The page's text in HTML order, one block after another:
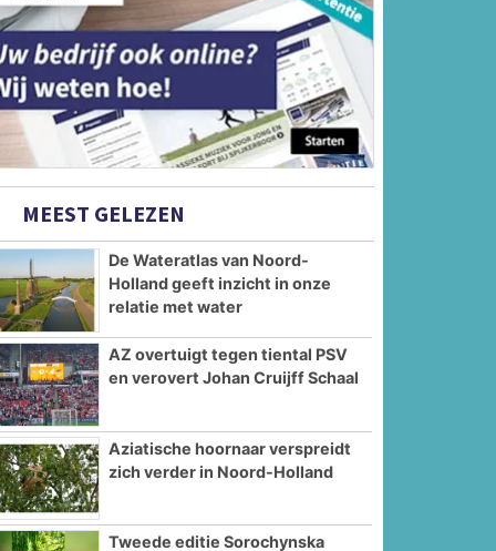
MEEST GELEZEN
De Wateratlas van Noord-
Holland geeft inzicht in onze
relatie met water
AZ overtuigt tegen tiental PSV
en verovert Johan Cruijff Schaal
Aziatische hoornaar verspreidt
zich verder in Noord-Holland
Tweede editie Sorochynska